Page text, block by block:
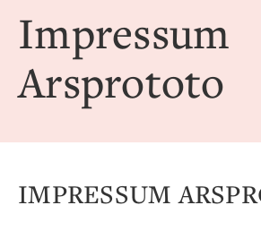
Impressum
Arsprototo
IMPRESSUM